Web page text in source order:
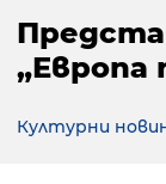
„Европа
Културни